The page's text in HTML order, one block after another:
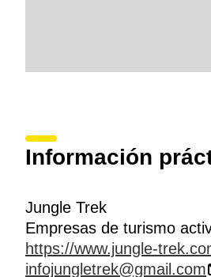
Información
Jungle Trek
Empresas de turismo
https://www.jungle-
infojungletrek@gmail.com